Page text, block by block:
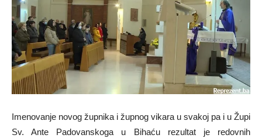
Imenovanje novog župnika i župnog vikara u svakoj pa i u Župi
Sv. Ante Padovanskoga u Bihaću rezultat je redovnih